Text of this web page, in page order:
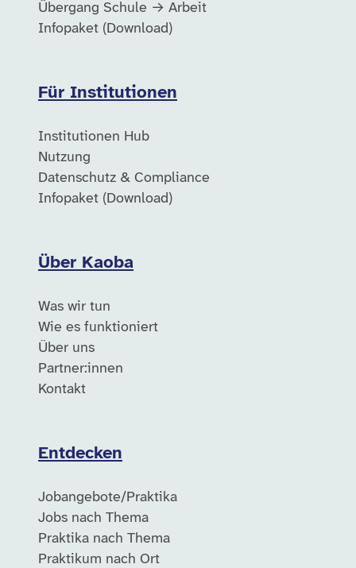
Übergang Schule → Arbeit
Infopaket (Download)
Für Institutionen
Institutionen Hub
Nutzung
Datenschutz & Compliance
Infopaket (Download)
Über Kaoba
Was wir tun
Wie es funktioniert
Über uns
Partner:innen
Kontakt
Entdecken
Jobangebote/Praktika
Jobs nach Thema
Praktika nach Thema
Praktikum nach Ort